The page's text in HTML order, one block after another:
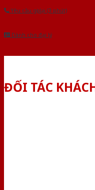
Yêu cầu gọi lại (3 phút)
Dành cho đại lý
ĐỐI TÁC